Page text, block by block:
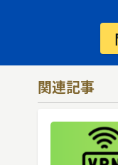
関連記事